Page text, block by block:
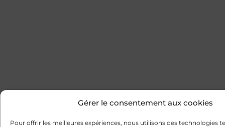
Gérer le consentement aux cookies
Pour offrir les meilleures expériences, nous utilisons des technologies